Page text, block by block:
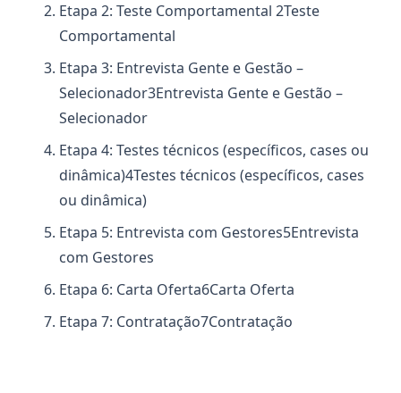
Etapa 2: Teste Comportamental 2Teste
Comportamental
Etapa 3: Entrevista Gente e Gestão –
Selecionador3Entrevista Gente e Gestão –
Selecionador
Etapa 4: Testes técnicos (específicos, cases ou
dinâmica)4Testes técnicos (específicos, cases
ou dinâmica)
Etapa 5: Entrevista com Gestores5Entrevista
com Gestores
Etapa 6: Carta Oferta6Carta Oferta
Etapa 7: Contratação7Contratação